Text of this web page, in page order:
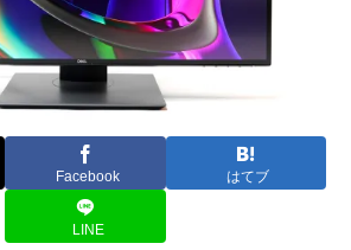
Facebook はてブ
LINE